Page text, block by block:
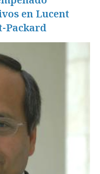
en Lucent
Packard